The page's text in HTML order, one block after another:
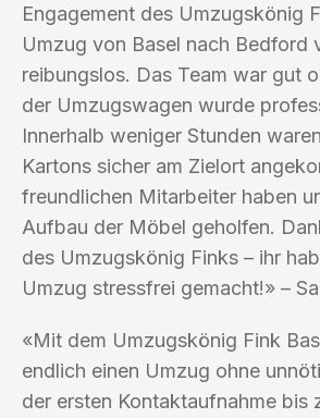
Engagement des Umzugskönig
Umzug von Basel nach Bedford
reibungslos. Das Team war gut
der Umzugswagen wurde
Innerhalb weniger Stunden
Kartons sicher am Zielort
freundlichen Mitarbeiter haben
Aufbau der Möbel geholfen.
des Umzugskönig Finks – ihr
Umzug stressfrei gemacht!» –
«Mit dem Umzugskönig Fink
endlich einen Umzug ohne
der ersten Kontaktaufnahme bis